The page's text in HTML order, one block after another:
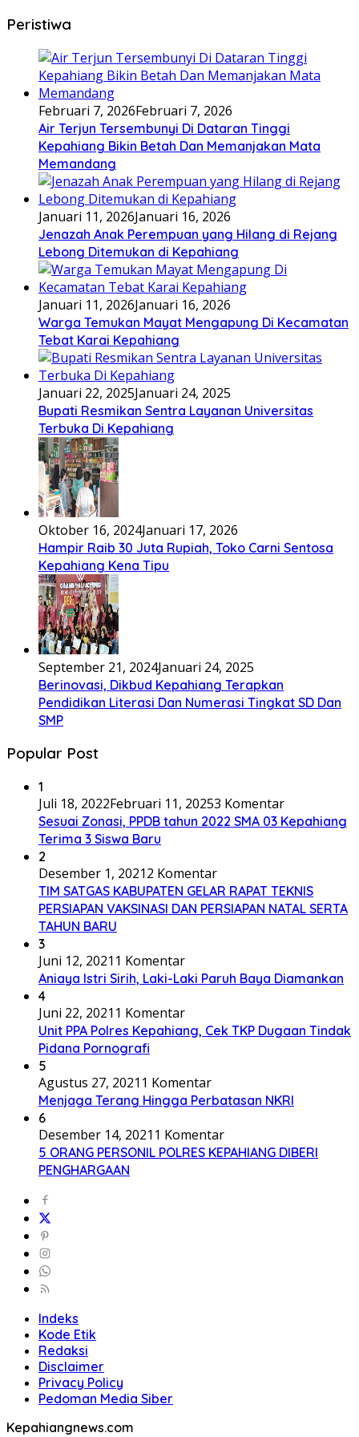
Peristiwa
Februari 7, 2026Februari 7, 2026
Air Terjun Tersembunyi Di Dataran Tinggi
Kepahiang Bikin Betah Dan Memanjakan Mata
Memandang
Januari 11, 2026Januari 16, 2026
Jenazah Anak Perempuan yang Hilang di Rejang
Lebong Ditemukan di Kepahiang
Januari 11, 2026Januari 16, 2026
Warga Temukan Mayat Mengapung Di Kecamatan
Tebat Karai Kepahiang
Januari 22, 2025Januari 24, 2025
Bupati Resmikan Sentra Layanan Universitas
Terbuka Di Kepahiang
Oktober 16, 2024Januari 17, 2026
Hampir Raib 30 Juta Rupiah, Toko Carni Sentosa
Kepahiang Kena Tipu
September 21, 2024Januari 24, 2025
Berinovasi, Dikbud Kepahiang Terapkan
Pendidikan Literasi Dan Numerasi Tingkat SD Dan
SMP
Popular Post
1
Juli 18, 2022Februari 11, 20253 Komentar
Sesuai Zonasi, PPDB tahun 2022 SMA 03 Kepahiang
Terima 3 Siswa Baru
2
Desember 1, 20212 Komentar
TIM SATGAS KABUPATEN GELAR RAPAT TEKNIS
PERSIAPAN VAKSINASI DAN PERSIAPAN NATAL SERTA
TAHUN BARU
3
Juni 12, 2021 1 Komentar
Aniaya Istri Sirih, Laki-Laki Paruh Baya Diamankan
4
Juni 22, 2021 1 Komentar
Unit PPA Polres Kepahiang, Cek TKP Dugaan Tindak
Pidana Pornografi
5
Agustus 27, 2021 1 Komentar
Menjaga Terang Hingga Perbatasan NKRI
6
Desember 14, 2021 1 Komentar
5 ORANG PERSONIL POLRES KEPAHIANG DIBERI
PENGHARGAAN
Indeks
Kode Etik
Redaksi
Disclaimer
Privacy Policy
Pedoman Media Siber
Kepahiangnews.com